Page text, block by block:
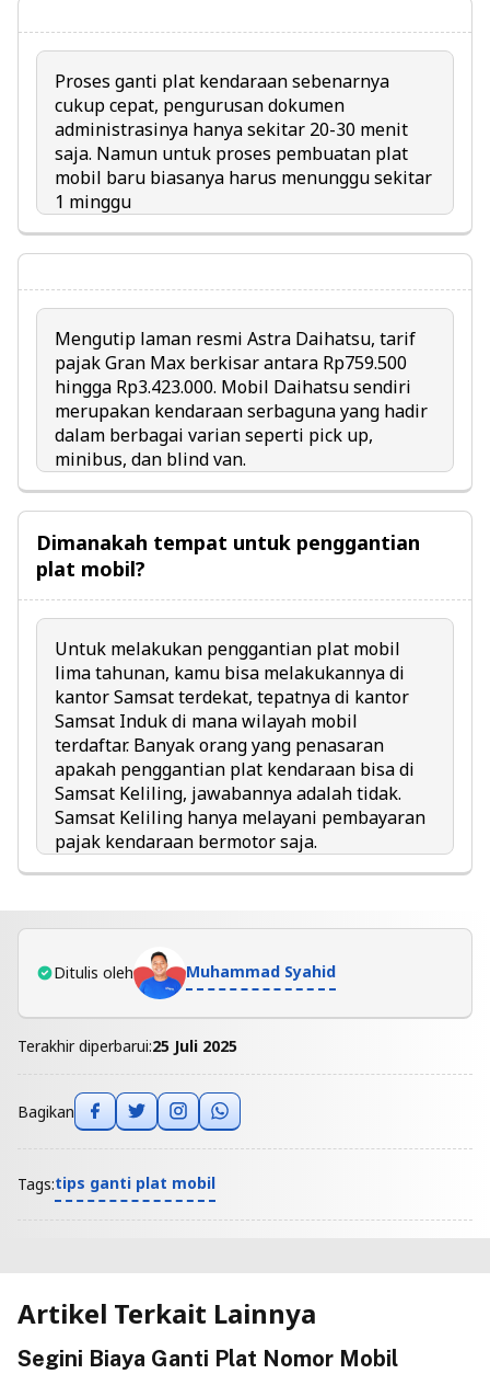
Proses ganti plat kendaraan sebenarnya
cukup cepat, pengurusan dokumen
administrasinya hanya sekitar 20-30 menit
saja. Namun untuk proses pembuatan plat
mobil baru biasanya harus menunggu sekitar
1 minggu
Mengutip laman resmi Astra Daihatsu, tarif
pajak Gran Max berkisar antara Rp759.500
hingga Rp3.423.000. Mobil Daihatsu sendiri
merupakan kendaraan serbaguna yang hadir
dalam berbagai varian seperti pick up,
minibus, dan blind van.
Dimanakah tempat untuk penggantian
plat mobil?
Untuk melakukan penggantian plat mobil
lima tahunan, kamu bisa melakukannya di
kantor Samsat terdekat, tepatnya di kantor
Samsat Induk di mana wilayah mobil
terdaftar. Banyak orang yang penasaran
apakah penggantian plat kendaraan bisa di
Samsat Keliling, jawabannya adalah tidak.
Samsat Keliling hanya melayani pembayaran
pajak kendaraan bermotor saja.
Ditulis oleh Muhammad Syahid
Terakhir diperbarui:25 Juli 2025
Bagikan
Tags:tips ganti plat mobil
Artikel Terkait Lainnya
Segini Biaya Ganti Plat Nomor Mobil